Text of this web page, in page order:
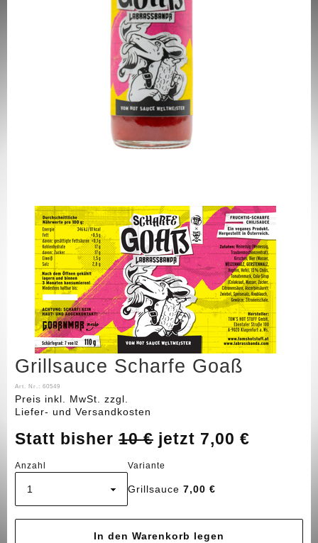
Grillsauce Scharfe Goaß
Art. Nr.: 60549
Preis inkl. MwSt. zzgl.
Liefer- und Versandkosten
Statt bisher 10 € jetzt 7,00 €
Anzahl Variante
Grillsauce 7,00 €
Artikel hinzugefügt
Dein Warenkorb ist fürSekundenreserviert.
Grillsauce Scharfe Goaß
Gesamt:€
Warenkorb ansehen